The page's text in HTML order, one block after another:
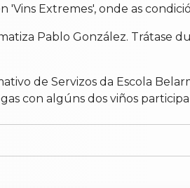
Extremes', onde as
Pablo González. Trátase
de Servizos da Escola
con algúns dos viños